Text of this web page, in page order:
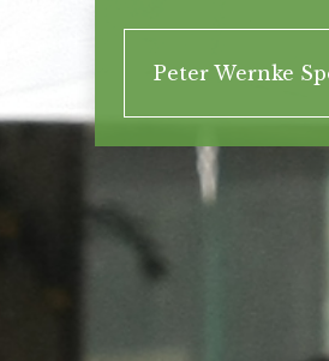
Peter Wernke